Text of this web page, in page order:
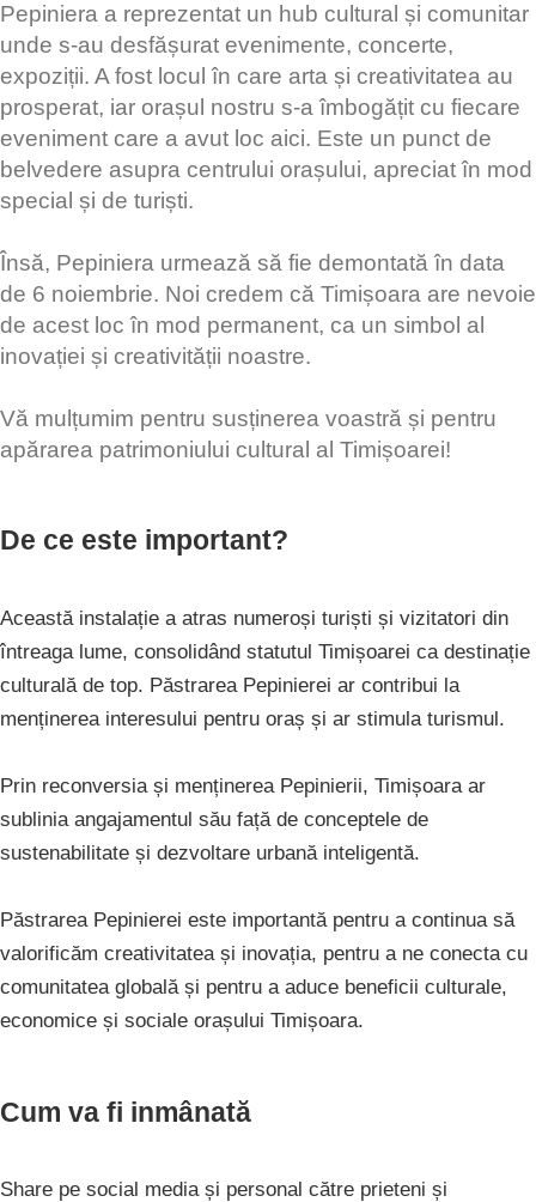
Pepiniera a reprezentat un hub cultural și comunitar
unde s-au desfășurat evenimente, concerte,
expoziții. A fost locul în care arta și creativitatea au
prosperat, iar orașul nostru s-a îmbogățit cu fiecare
eveniment care a avut loc aici. Este un punct de
belvedere asupra centrului orașului, apreciat în mod
special și de turiști.
Însă, Pepiniera urmează să fie demontată în data
de 6 noiembrie. Noi credem că Timișoara are nevoie
de acest loc în mod permanent, ca un simbol al
inovației și creativității noastre.
Vă mulțumim pentru susținerea voastră și pentru
apărarea patrimoniului cultural al Timișoarei!
De ce este important?
Această instalație a atras numeroși turiști și vizitatori din
întreaga lume, consolidând statutul Timișoarei ca destinație
culturală de top. Păstrarea Pepinierei ar contribui la
menținerea interesului pentru oraș și ar stimula turismul.
Prin reconversia și menținerea Pepinierii, Timișoara ar
sublinia angajamentul său față de conceptele de
sustenabilitate și dezvoltare urbană inteligentă.
Păstrarea Pepinierei este importantă pentru a continua să
valorificăm creativitatea și inovația, pentru a ne conecta cu
comunitatea globală și pentru a aduce beneficii culturale,
economice și sociale orașului Timișoara.
Cum va fi inmânată
Share pe social media și personal către prieteni și